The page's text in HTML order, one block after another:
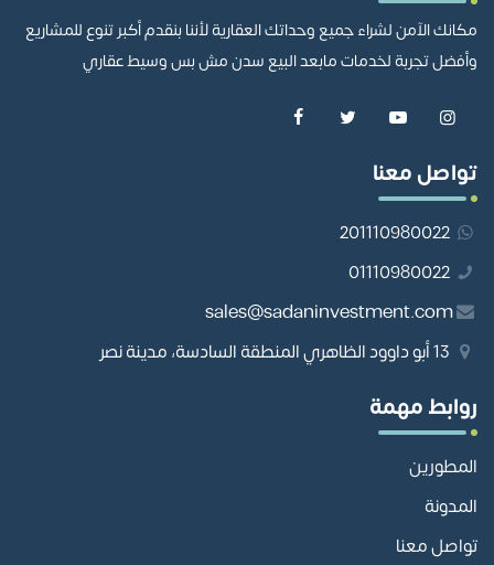
مكانك الآمن لشراء جميع وحداتك العقارية لأننا بنقدم أكبر تنوع للمشاريع
وأفضل تجربة لخدمات مابعد البيع سدن مش بس وسيط عقاري
تواصل معنا
201110980022
01110980022
sales@sadaninvestment.com
روابط مهمة
المطورين
المدونة
تواصل معنا